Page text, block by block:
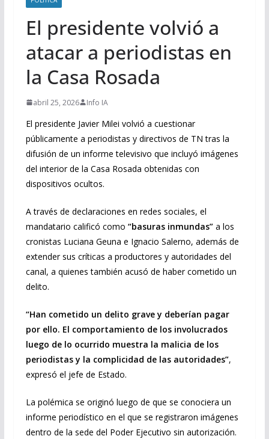
El presidente volvió a
atacar a periodistas en
la Casa Rosada
abril 25, 2026 Info IA
El presidente Javier Milei volvió a cuestionar
públicamente a periodistas y directivos de TN tras la
difusión de un informe televisivo que incluyó imágenes
del interior de la Casa Rosada obtenidas con
dispositivos ocultos.
A través de declaraciones en redes sociales, el
mandatario calificó como “basuras inmundas”a los
cronistas Luciana Geuna e Ignacio Salerno, además de
extender sus críticas a productores y autoridades del
canal, a quienes también acusó de haber cometido un
delito.
“Han cometido un delito grave y deberían pagar
por ello. El comportamiento de los involucrados
luego de lo ocurrido muestra la malicia de los
periodistas y la complicidad de las autoridades”,
expresó el jefe de Estado.
La polémica se originó luego de que se conociera un
informe periodístico en el que se registraron imágenes
dentro de la sede del Poder Ejecutivo sin autorización.